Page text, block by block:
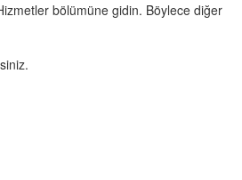
bölümüne gidin. Böylece diğer